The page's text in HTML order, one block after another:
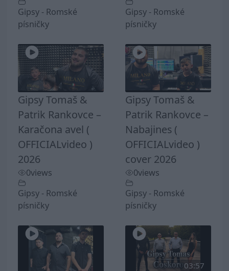
Gipsy - Romské
písničky
Gipsy - Romské
písničky
Gipsy Tomaš &
Patrik Rankovce –
Karačona avel (
OFFICIALvideo )
2026
0views
Gipsy - Romské
písničky
Gipsy Tomaš &
Patrik Rankovce –
Nabajines (
OFFICIALvideo )
cover 2026
0views
Gipsy - Romské
písničky
03:57